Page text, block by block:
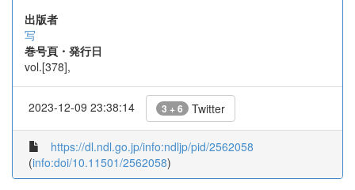
出版者
写
巻号頁・発行日
vol.[378],
2023-12-09 23:38:14 3 + 6 Twitter
https://dl.ndl.go.jp/info:ndljp/pid/2562058
(info:doi/10.11501/2562058)